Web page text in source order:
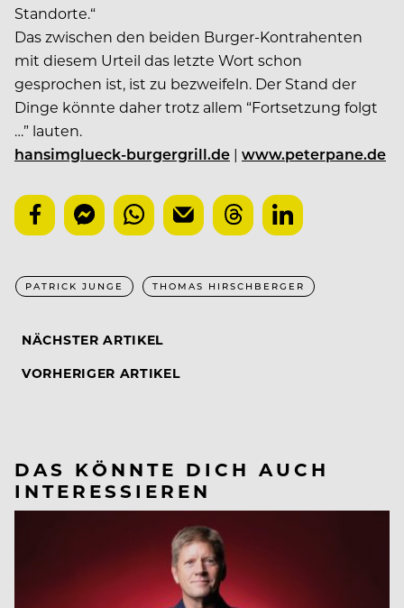
Standorte.“
Das zwischen den beiden Burger-Kontrahenten
mit diesem Urteil das letzte Wort schon
gesprochen ist, ist zu bezweifeln. Der Stand der
Dinge könnte daher trotz allem “Fortsetzung folgt
…” lauten.
hansimglueck-burgergrill.de | www.peterpane.de
PATRICK JUNGE THOMAS HIRSCHBERGER
NÄCHSTER ARTIKEL
VORHERIGER ARTIKEL
DAS KÖNNTE DICH AUCH
INTERESSIEREN